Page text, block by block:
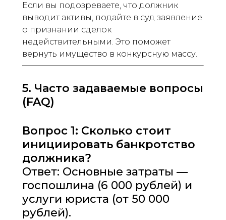
Если вы подозреваете, что должник
выводит активы, подайте в суд заявление
о признании сделок
недействительными. Это поможет
вернуть имущество в конкурсную массу.
5. Часто задаваемые вопросы
(FAQ)
Вопрос 1: Сколько стоит
инициировать банкротство
должника?
Ответ: Основные затраты —
госпошлина (6 000 рублей) и
услуги юриста (от 50 000
рублей).